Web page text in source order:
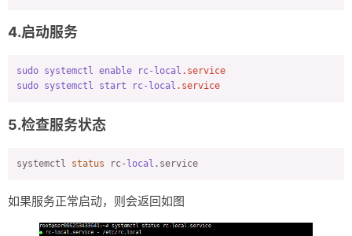
4.启动服务
sudo systemctl enable rc-local .service
sudo systemctl start rc-local .service
5.检查服务状态
systemctl status rc- local .service
如果服务正常启动，则会返回如图